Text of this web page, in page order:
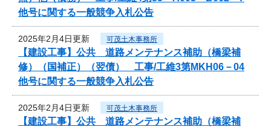
他号に関する一般競争入札公告
2025年2月4日更新 可茂土木事務所
【建設工事】公共 道路メンテナンス補助（橋梁補
修）（国補正）（翌債） 工事/工維3第MKH06－04
他号に関する一般競争入札公告
2025年2月4日更新 可茂土木事務所
【建設工事】公共 道路メンテナンス補助（橋梁補